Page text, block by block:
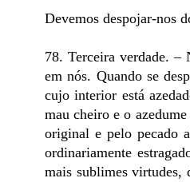
Devemos despojar-nos
78. Terceira verdade. –
em nós. Quando se
cujo interior está
mau cheiro e o
original e pelo pecado
ordinariamente
mais sublimes virtudes,